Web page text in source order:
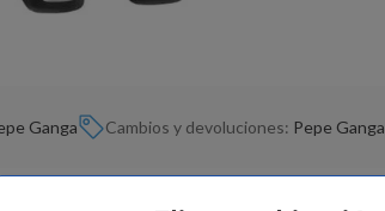
Ganga Cambios y devoluciones: Pepe Ganga